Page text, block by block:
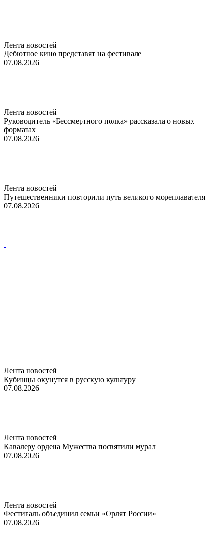
Лента новостей
Дебютное кино представят на фестивале
07.08.2026
Лента новостей
Руководитель «Бессмертного полка» рассказала о новых
форматах
07.08.2026
Лента новостей
Путешественники повторили путь великого мореплавателя
07.08.2026
Лента новостей
Кубинцы окунутся в русскую культуру
07.08.2026
Лента новостей
Кавалеру ордена Мужества посвятили мурал
07.08.2026
Лента новостей
Фестиваль объединил семьи «Орлят России»
07.08.2026